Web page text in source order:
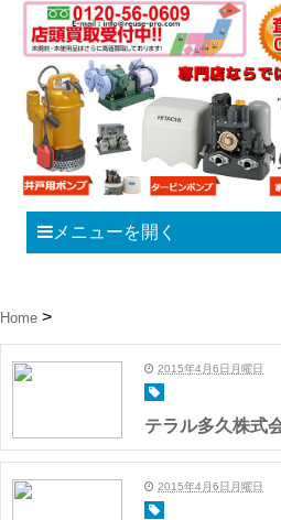
メニューを開く
Home
2015年4月6日月曜日
テラル多久株式
2015年4月6日月曜日